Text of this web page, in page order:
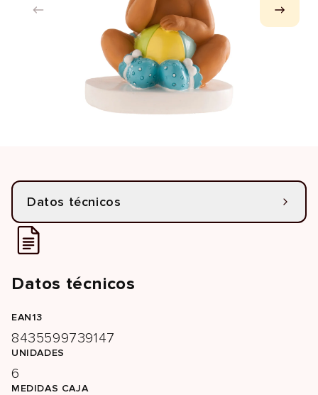
Datos técnicos
Datos técnicos
EAN13
8435599739147
UNIDADES
6
MEDIDAS CAJA